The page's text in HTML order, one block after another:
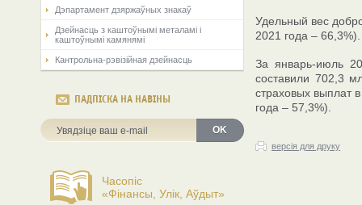
Дэпартамент дзяржаўных знакаў
Дзейнасць з каштоўнымі металамі і
каштоўнымі камянямі
Кантрольна-рэвізійная дзейнасць
ПАДПІСКА НА НАВІНЫ
OK
Часопіс
«Фінансы, Улік, Аўдыт»
Удельный вес
2021 года – 66,3%).
За январь-июль
составили 702,3
страховых выплат
года – 57,3%).
версія для друку